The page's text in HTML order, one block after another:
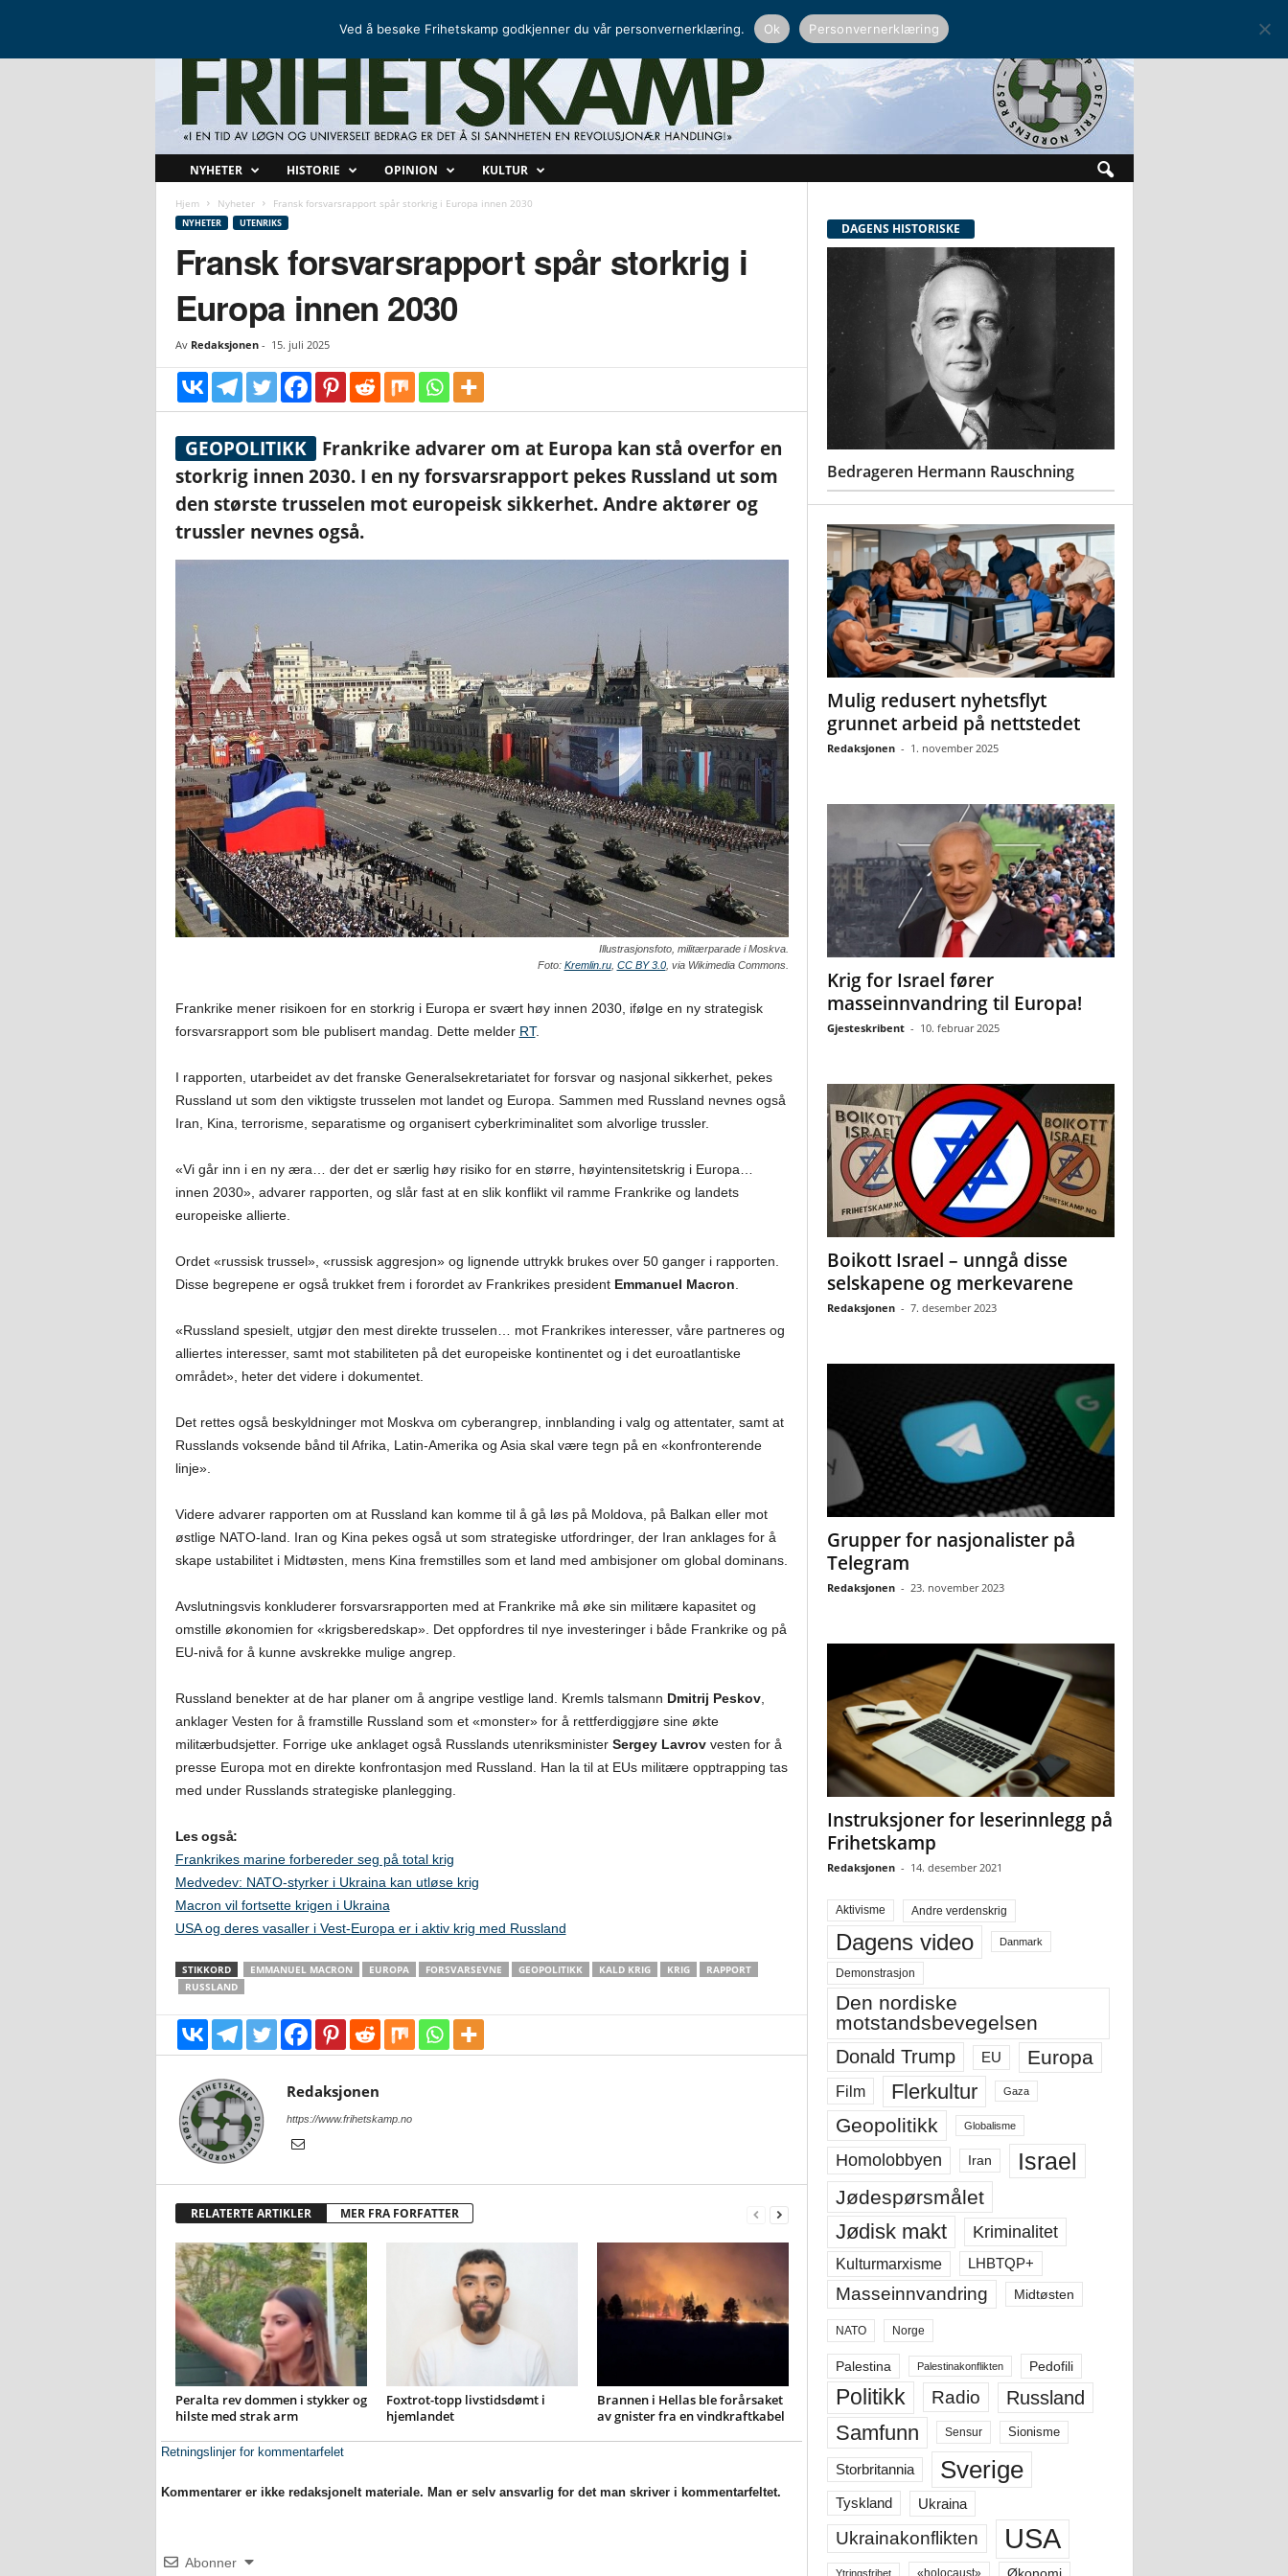
r
p
NYHETER HISTORIE OPINION KULTUR
Hjem Nyheter Fransk forsvarsrapport spår storkrig i Europa innen 2030
NYHETER UTENRIKS
Fransk forsvarsrapport spår storkrig i
Europa innen 2030
Av Redaksjonen- 15. juli 2025
GEOPOLITIKK
Frankrike advarer om at Europa kan stå overfor en
storkrig innen 2030. I en ny forsvarsrapport pekes Russland ut som
den største trusselen mot europeisk sikkerhet. Andre aktører og
trussler nevnes også.
Illustrasjonsfoto, militærparade i Moskva.
Foto: Kremlin.ru, CC BY 3.0, via Wikimedia Commons.
Frankrike mener risikoen for en storkrig i Europa er svært høy innen 2030, ifølge en ny strategisk
forsvarsrapport som ble publisert mandag. Dette melder RT.
I rapporten, utarbeidet av det franske Generalsekretariatet for forsvar og nasjonal sikkerhet, pekes
Russland ut som den viktigste trusselen mot landet og Europa. Sammen med Russland nevnes også
Iran, Kina, terrorisme, separatisme og organisert cyberkriminalitet som alvorlige trussler.
«Vi går inn i en ny æra… der det er særlig høy risiko for en større, høyintensitetskrig i Europa…
innen 2030», advarer rapporten, og slår fast at en slik konflikt vil ramme Frankrike og landets
europeiske allierte.
Ordet «russisk trussel», «russisk aggresjon» og lignende uttrykk brukes over 50 ganger i rapporten.
Disse begrepene er også trukket frem i forordet av Frankrikes president Emmanuel Macron.
«Russland spesielt, utgjør den mest direkte trusselen… mot Frankrikes interesser, våre partneres og
alliertes interesser, samt mot stabiliteten på det europeiske kontinentet og i det euroatlantiske
området», heter det videre i dokumentet.
Det rettes også beskyldninger mot Moskva om cyberangrep, innblanding i valg og attentater, samt at
Russlands voksende bånd til Afrika, Latin-Amerika og Asia skal være tegn på en «konfronterende
linje».
Videre advarer rapporten om at Russland kan komme til å gå løs på Moldova, på Balkan eller mot
østlige NATO-land. Iran og Kina pekes også ut som strategiske utfordringer, der Iran anklages for å
skape ustabilitet i Midtøsten, mens Kina fremstilles som et land med ambisjoner om global dominans.
Avslutningsvis konkluderer forsvarsrapporten med at Frankrike må øke sin militære kapasitet og
omstille økonomien for «krigsberedskap». Det oppfordres til nye investeringer i både Frankrike og på
EU-nivå for å kunne avskrekke mulige angrep.
Russland benekter at de har planer om å angripe vestlige land. Kremls talsmann Dmitrij Peskov,
anklager Vesten for å framstille Russland som et «monster» for å rettferdiggjøre sine økte
militærbudsjetter. Forrige uke anklaget også Russlands utenriksminister Sergey Lavrovvesten for å
presse Europa mot en direkte konfrontasjon med Russland. Han la til at EUs militære opptrapping tas
med under Russlands strategiske planlegging.
Les også:
Frankrikes marine forbereder seg på total krig
Medvedev: NATO-styrker i Ukraina kan utløse krig
Macron vil fortsette krigen i Ukraina
USA og deres vasaller i Vest-Europa er i aktiv krig med Russland
STIKKORD EMMANUEL MACRON EUROPA FORSVARSEVNE GEOPOLITIKK KALD KRIG KRIG
RAPPORT
RUSSLAND
Redaksjonen
https://www.frihetskamp.no
RELATERTE ARTIKLER MER FRA FORFATTER
Peralta rev dommen i stykker og
hilste med strak arm
Foxtrot-topp livstidsdømt i
hjemlandet
Brannen i Hellas ble forårsaket
av gnister fra en vindkraftkabel
Retningslinjer for kommentarfelet
Kommentarer er ikke redaksjonelt materiale. Man er selv ansvarlig for det man skriver i kommentarfeltet.
Abonner
DAGENS HISTORISKE
Bedrageren Hermann Rauschning
Mulig redusert nyhetsflyt
grunnet arbeid på nettstedet
Redaksjonen - 1. november 2025
Krig for Israel fører
masseinnvandring til Europa!
Gjesteskribent - 10. februar 2025
Boikott Israel – unngå disse
selskapene og merkevarene
Redaksjonen - 7. desember 2023
Grupper for nasjonalister på
Telegram
Redaksjonen - 23. november 2023
Instruksjoner for leserinnlegg på
Frihetskamp
Redaksjonen - 14. desember 2021
Aktivisme Andre verdenskrig
Dagens video Danmark
Demonstrasjon
Den nordiske
motstandsbevegelsen
Donald Trump EU Europa
Film Flerkultur Gaza
Geopolitikk Globalisme
Homolobbyen Iran Israel
Jødespørsmålet
Jødisk makt Kriminalitet
Kulturmarxisme LHBTQP+
Masseinnvandring Midtøsten
NATO Norge
Palestina Palestinakonflikten Pedofili
Politikk Radio Russland
Samfunn Sensur Sionisme
Storbritannia Sverige
Tyskland Ukraina
Ukrainakonflikten USA
Ytringsfrihet
Ved å besøke Frihetskamp godkjenner du vår personvernerklæring. Ok Personvernerklæring